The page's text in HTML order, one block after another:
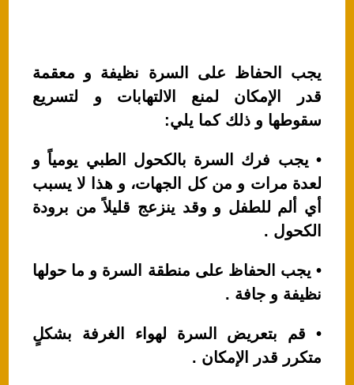
يجب الحفاظ على السرة نظيفة و معقمة
قدر الإمكان لمنع الالتهابات و لتسريع
سقوطها و ذلك كما يلي:
• يجب فرك السرة بالكحول الطبي يومياً و
لعدة مرات و من كل الجهات، و هذا لا يسبب
أي ألم للطفل و وقد ينزعج قليلاً من برودة
الكحول .
• يجب الحفاظ على منطقة السرة و ما حولها
نظيفة و جافة .
• قم بتعريض السرة لهواء الغرفة بشكلٍ
متكرر قدر الإمكان .